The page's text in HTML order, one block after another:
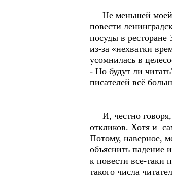
Не меньшей моей
повести
посуды в
из-за «нехватки
усомнилась в
- Но будут ли
писателей всё
И, честно говоря,
откликов. Хотя и
Потому, наверное,
объяснить падение
к повести все-таки
такого числа